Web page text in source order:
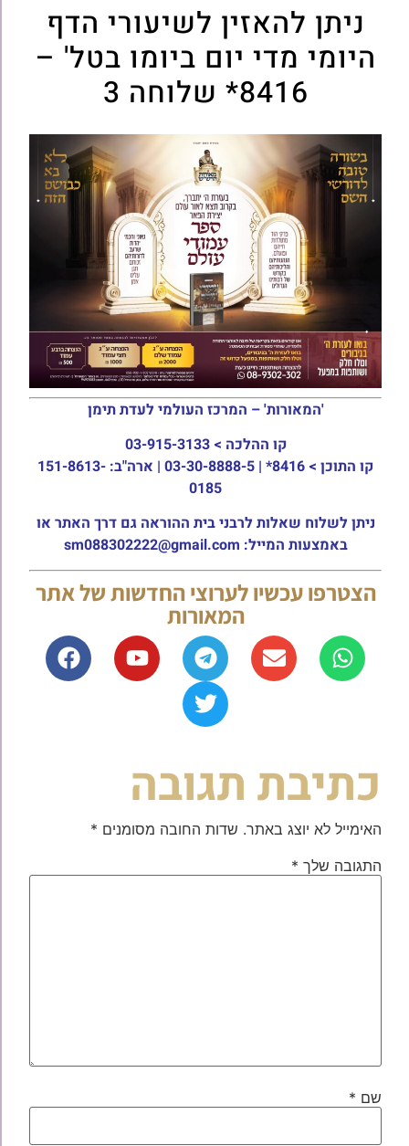
ניתן להאזין לשיעורי הדף
היומי מדי יום ביומו בטל' –
8416* שלוחה 3
'המאורות' – המרכז העולמי לעדת תימן
קו ההלכה > 03-915-3133
קו התוכן >
8416* | 03-30-8888-5 | ארה"ב: 151-8613-
0185
ניתן לשלוח שאלות לרבני בית ההוראה גם דרך האתר או
באמצעות המייל: sm088302222@gmail.com
הצטרפו עכשיו לערוצי החדשות של אתר
המאורות
כתיבת תגובה
האימייל לא יוצג באתר. שדות החובה מסומנים *
התגובה שלך *
שם *